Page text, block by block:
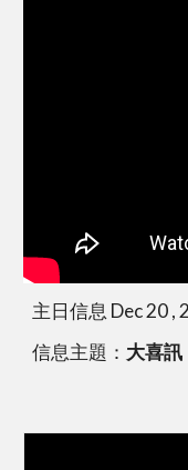
主日信息 Dec 20 ,
信息主題： 大喜訊